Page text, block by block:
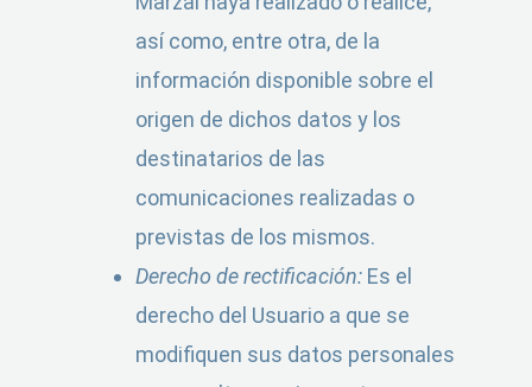
así como, entre otra, de la
información disponible sobre el
origen de dichos datos y los
destinatarios de las
comunicaciones realizadas o
previstas de los mismos.
Derecho de rectificación: Es el
derecho del Usuario a que se
modifiquen sus datos personales